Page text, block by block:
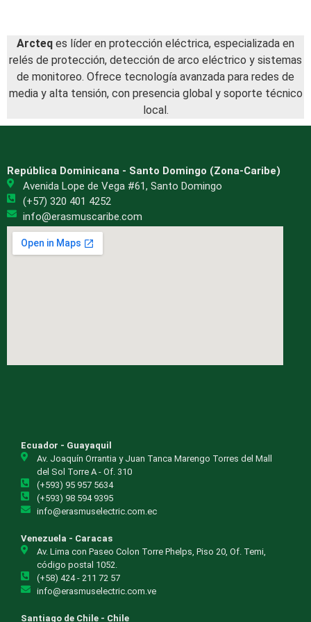
Arcteq es líder en protección eléctrica, especializada en
relés de protección, detección de arco eléctrico y sistemas
de monitoreo. Ofrece tecnología avanzada para redes de
media y alta tensión, con presencia global y soporte técnico
local.
República Dominicana - Santo Domingo (Zona-Caribe)
Avenida Lope de Vega #61, Santo Domingo
(+57) 320 401 4252
info@erasmuscaribe.com
Ecuador - Guayaquil
Av. Joaquín Orrantia y Juan Tanca Marengo Torres del Mall
del Sol Torre A - Of. 310
(+593) 95 957 5634
(+593) 98 594 9395
info@erasmuselectric.com.ec
Venezuela - Caracas
Av. Lima con Paseo Colon Torre Phelps, Piso 20, Of. Temi,
código postal 1052.
(+58) 424 - 211 72 57
info@erasmuselectric.com.ve
Santiago de Chile - Chile